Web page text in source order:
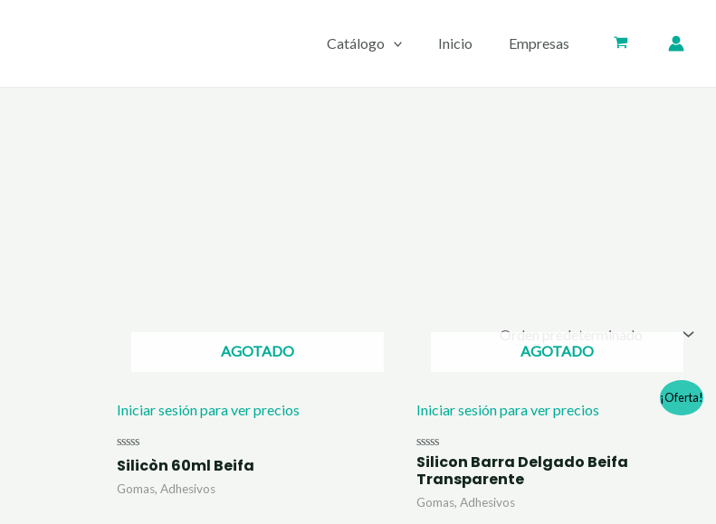
Catálogo Inicio Empresas
AGOTADO
Iniciar sesión para ver precios
Valorado
con
0
de
Silicòn 60ml Beifa
Gomas, Adhesivos
¡Oferta!
AGOTADO
Iniciar sesión para ver precios
Valorado
con
0
de
5
Silicon Barra Delgado Beifa
Transparente
Gomas, Adhesivos